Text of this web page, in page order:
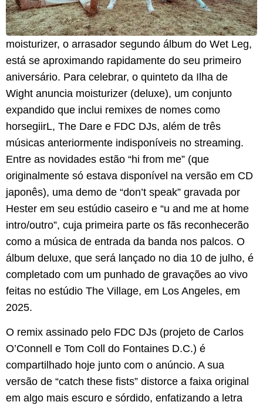
moisturizer, o arrasador segundo álbum do Wet Leg,
está se aproximando rapidamente do seu primeiro
aniversário. Para celebrar, o quinteto da Ilha de
Wight anuncia moisturizer (deluxe), um conjunto
expandido que inclui remixes de nomes como
horsegiirL, The Dare e FDC DJs, além de três
músicas anteriormente indisponíveis no streaming.
Entre as novidades estão “hi from me” (que
originalmente só estava disponível na versão em CD
japonês), uma demo de “don’t speak” gravada por
Hester em seu estúdio caseiro e “u and me at home
intro/outro”, cuja primeira parte os fãs reconhecerão
como a música de entrada da banda nos palcos. O
álbum deluxe, que será lançado no dia 10 de julho, é
completado com um punhado de gravações ao vivo
feitas no estúdio The Village, em Los Angeles, em
2025.
O remix assinado pelo FDC DJs (projeto de Carlos
O’Connell e Tom Coll do Fontaines D.C.) é
compartilhado hoje junto com o anúncio. A sua
versão de “catch these fists” distorce a faixa original
em algo mais escuro e sórdido, enfatizando a letra